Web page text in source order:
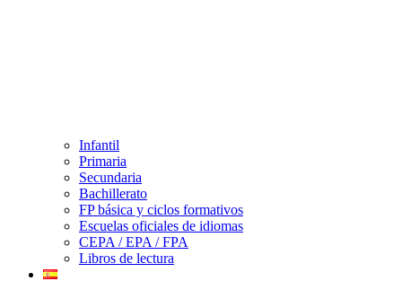
Infantil
Primaria
Secundaria
Bachillerato
FP básica y ciclos formativos
Escuelas oficiales de idiomas
CEPA / EPA / FPA
Libros de lectura